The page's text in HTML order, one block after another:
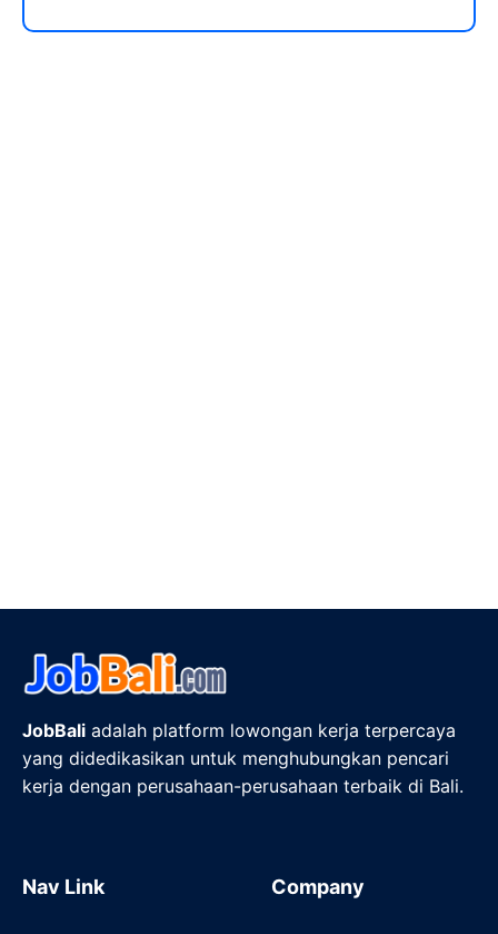
JobBali adalah platform lowongan kerja terpercaya
yang didedikasikan untuk menghubungkan pencari
kerja dengan perusahaan-perusahaan terbaik di Bali.
Nav Link Company